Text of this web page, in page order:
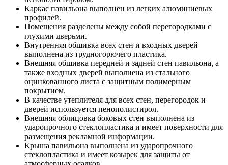
Каркас павильона выполнен из легких алюминиевых
профилей.
Помещения разделены между собой перегородками с
глухими дверьми.
Внутренняя обшивка всех стен и входных дверей
выполнена из трудногорючего пластика.
Внешняя обшивка передней и задней стен павильона, а
также входных дверей выполнена из стального
оцинкованного листа с защитным полимерным
покрытием.
В качестве утеплителя для всех стен, перегородок и
дверей используется пенополистирол.
Внешняя облицовка боковых стен выполнена из
ударопрочного стеклопластика и имеет поверхности для
размещения рекламной информации.
Крыша павильона выполнена из ударопрочного
стеклопластика и имеет козырек для защиты от